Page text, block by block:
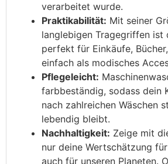
verarbeitet wurde.
Praktikabilität: Mit seiner
langlebigen Tragegriffen ist
perfekt für Einkäufe,
einfach als modisches
Pflegeleicht:
farbbeständig, sodass dein
nach zahlreichen Wäschen
lebendig bleibt.
Nachhaltigkeit: Zeige mit
nur deine Wertschätzung
auch für unseren Planeten.